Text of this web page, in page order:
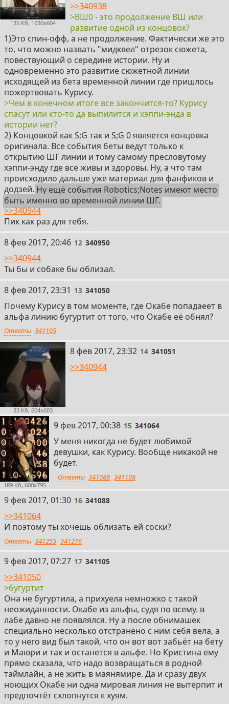
135 Кб, 1030x604
>>340938
>ВШ0 - это продолжение ВШ или
развитие одной из концовок?
1)Это спин-офф, а не продолжение. Фактически же это
то, что можно назвать "мидквел" отрезок сюжета,
повествующий о середине истории. Ну и
одновременно это развитие сюжетной линии
исходящей из бета временной линии где пришлось
пожертвовать Курису.
>Чем в конечном итоге все закончится-то? Курису
спасут или кто-то да выпилится и хэппи-энда в
истории нет?
2) Концовкой как S;G так и S;G 0 является концовка
оригинала. Все события беты ведут только к
открытию ШГ линии и тому самому пресловутому
хэппи-энду где все живы и здоровы. Ну, а что там
происходило дальше уже материал для фанфиков и
додзей. Ну ещё события Robotics;Notes имеют место
быть именно во временной линии ШГ.
>>340944
Пик как раз для тебя.
12
8 фев 2017, 20:46 12 340950
>>340944
Ты бы и собаке бы облизал.
13
8 фев 2017, 23:31 13 341050
Почему Курису в том моменте, где Окабе попадаеет в
альфа линию бугуртит от того, что Окабе её обнял?
Ответы 341105
33 Кб, 604x603
14
8 фев 2017, 23:32 14 341051
>>340944
189 Кб, 600x795
15
9 фев 2017, 00:38 15 341064
У меня никогда не будет любимой
девушки, как Курису. Вообще никакой не
будет.
Ответы 341088 341108
16
9 фев 2017, 01:30 16 341088
>>341064
И поэтому ты хочешь облизать ей соски?
Ответы 341255 341276
17
9 фев 2017, 07:27 17 341105
>>341050
>бугуртит
Она не бугуртила, а прихуела немножко с такой
неожиданности. Окабе из альфы, судя по всему. в
лабе давно не появлялся. Ну а после обнимашек
специально несколько отстранёно с ним себя вела, а
то у него вид был такой, что он вот вот забьёт на бету
и Маюри и так и останется в альфе. Но Кристина ему
прямо сказала, что надо возвращаться в родной
таймлайн, а не жить в маянямире. Да и сразу двух
ноющих Окабе ни одна мировая линия не вытерпит и
предпочтёт схлопнутся к хуям.